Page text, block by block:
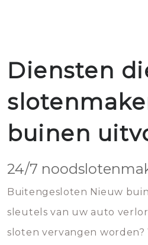
Diensten
buinen
24/7
Buitengesloten Nieuw
sleutels van uw auto
sloten vervangen